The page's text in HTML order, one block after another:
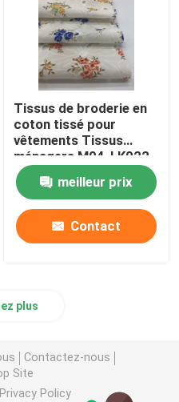
Tissus de broderie en
coton tissé pour
vêtements Tissus
ménagers M04-LK022
meilleur prix
Contact
plus
Contactez-nous
Site
Privacy Policy